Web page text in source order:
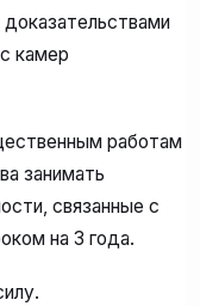
камер
работам
занимать
связанные с
на 3 года.